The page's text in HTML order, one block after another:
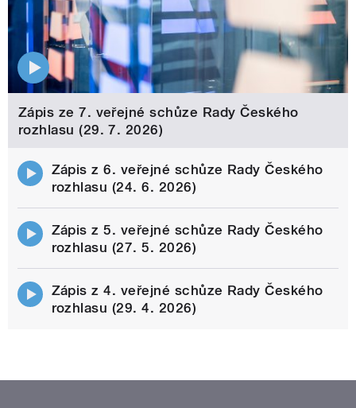
Zápis ze 7. veřejné schůze Rady Českého
rozhlasu (29. 7. 2026)
Zápis z 6. veřejné schůze Rady Českého
rozhlasu (24. 6. 2026)
Zápis z 5. veřejné schůze Rady Českého
rozhlasu (27. 5. 2026)
Zápis z 4. veřejné schůze Rady Českého
rozhlasu (29. 4. 2026)